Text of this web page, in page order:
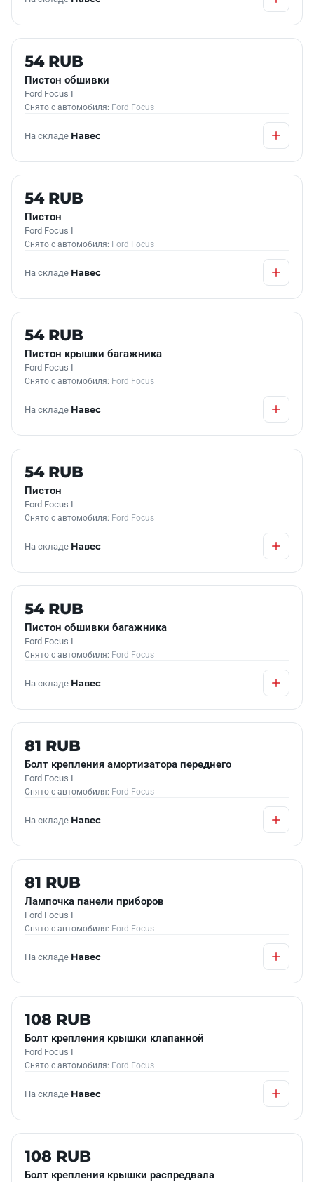
Б/У В НАЛИЧИИ
54 RUB
Пистон обшивки
Ford Focus I
Снято с автомобиля: Ford Focus
На складе Навес
Б/У В НАЛИЧИИ
54 RUB
Пистон
Ford Focus I
Снято с автомобиля: Ford Focus
На складе Навес
Б/У В НАЛИЧИИ
54 RUB
Пистон крышки багажника
Ford Focus I
Снято с автомобиля: Ford Focus
На складе Навес
Б/У В НАЛИЧИИ
54 RUB
Пистон
Ford Focus I
Снято с автомобиля: Ford Focus
На складе Навес
Б/У В НАЛИЧИИ
54 RUB
Пистон обшивки багажника
Ford Focus I
Снято с автомобиля: Ford Focus
На складе Навес
Б/У В НАЛИЧИИ
81 RUB
Болт крепления амортизатора переднего
Ford Focus I
Снято с автомобиля: Ford Focus
На складе Навес
Б/У В НАЛИЧИИ
81 RUB
Лампочка панели приборов
Ford Focus I
Снято с автомобиля: Ford Focus
На складе Навес
Б/У В НАЛИЧИИ
108 RUB
Болт крепления крышки клапанной
Ford Focus I
Снято с автомобиля: Ford Focus
На складе Навес
Б/У В НАЛИЧИИ
108 RUB
Болт крепления крышки распредвала